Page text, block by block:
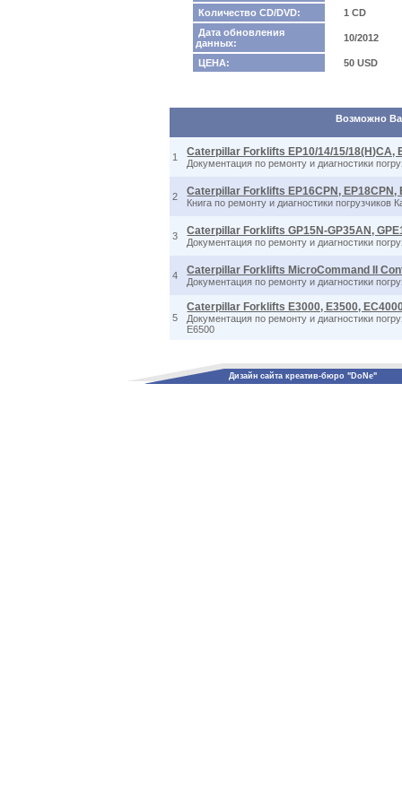
Количество CD/DVD:
1 CD
Дата обновления
данных:
10/2012
ЦЕНА: 50 USD
Возможно
1 Caterpillar Forklifts EP10/14/15/18(H)CA,
Документация по ремонту и диагностики
2 Caterpillar Forklifts EP16CPN, EP18CPN,
Книга по ремонту и диагностики
3 Caterpillar Forklifts GP15N-GP35AN,
Документация по ремонту и диагностики
4 Caterpillar Forklifts MicroCommand II
Документация по ремонту и диагностики
5
Caterpillar Forklifts E3000, E3500,
Документация по ремонту и диагностики
E6500
Дизайн сайта креатив-бюро "DoNe"